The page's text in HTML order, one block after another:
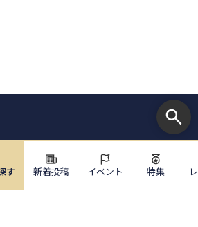
す 新着投稿 イベント 特集